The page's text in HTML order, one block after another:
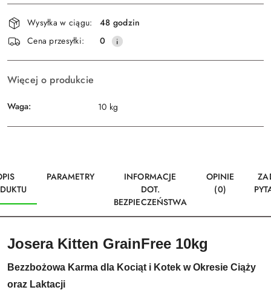
Wyślij
Dostępność
i
dostawa
Wysyłka w ciągu:
48 godzin
Cena przesyłki:
0
Więcej o produkcie
Waga: 10 kg
PARAMETRY
INFORMACJE
DOT.
BEZPIECZEŃSTWA
OPINIE
(0)
Josera Kitten GrainFree 10kg
Bezzbożowa Karma dla Kociąt i Kotek w Okresie Ciąży
oraz Laktacji